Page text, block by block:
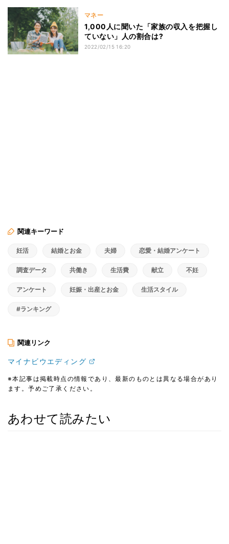
マネー
1,000人に聞いた「家族の収入を把握し
ていない」人の割合は?
2022/02/15 16:20
関連キーワード
妊活 結婚とお金 夫婦 恋愛・結婚アンケート
調査データ 共働き 生活費 献立 不妊
アンケート 妊娠・出産とお金 生活スタイル
#ランキング
関連リンク
マイナビウエディング
※本記事は掲載時点の情報であり、最新のものとは異なる場合があり
ます。予めご了承ください。
あわせて読みたい